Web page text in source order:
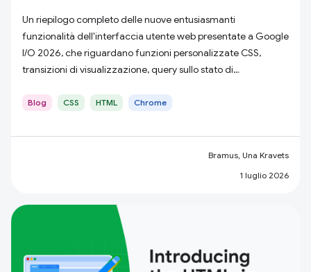
Un riepilogo completo delle nuove entusiasmanti
funzionalità dell'interfaccia utente web presentate a Google
I/O 2026, che riguardano funzioni personalizzate CSS,
transizioni di visualizzazione, query sullo stato di
Blog CSS HTML Chrome
Bramus, Una Kravets
1 luglio 2026